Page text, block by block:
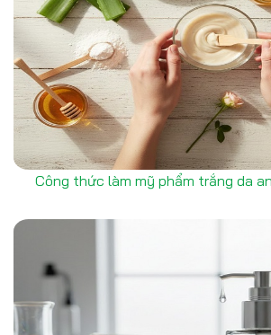
Công thức làm mỹ phẩm trắng da